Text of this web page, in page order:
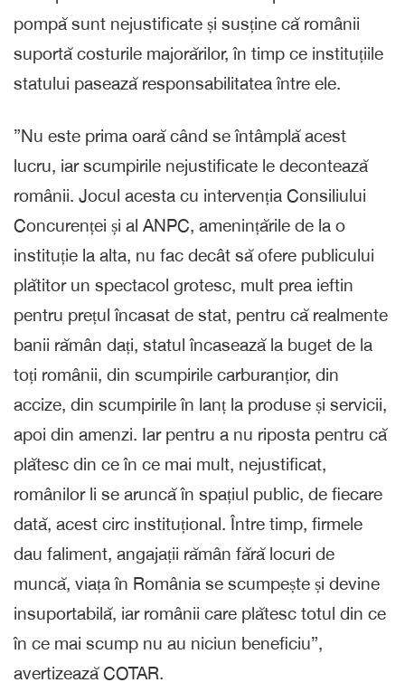
pompă sunt nejustificate și susține că românii
suportă costurile majorărilor, în timp ce instituțiile
statului pasează responsabilitatea între ele.
”Nu este prima oară când se întâmplă acest
lucru, iar scumpirile nejustificate le decontează
românii. Jocul acesta cu intervenția Consiliului
Concurenței și al ANPC, amenințările de la o
instituție la alta, nu fac decât să ofere publicului
plătitor un spectacol grotesc, mult prea ieftin
pentru prețul încasat de stat, pentru că realmente
banii rămân dați, statul încasează la buget de la
toți românii, din scumpirile carburanțior, din
accize, din scumpirile în lanț la produse și servicii,
apoi din amenzi. Iar pentru a nu riposta pentru că
plătesc din ce în ce mai mult, nejustificat,
românilor li se aruncă în spațiul public, de fiecare
dată, acest circ instituțional. Între timp, firmele
dau faliment, angajații rămân fără locuri de
muncă, viața în România se scumpește și devine
insuportabilă, iar românii care plătesc totul din ce
în ce mai scump nu au niciun beneficiu”,
avertizează COTAR.